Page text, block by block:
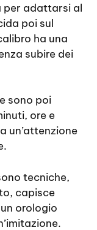
per adattarsi al
poi sul
ha una
subire dei
sono poi
ore e
un’attenzione
tecniche,
capisce
orologio